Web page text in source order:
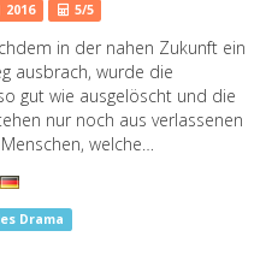
2016 5/5
in der nahen Zukunft ein
ausbrach, wurde die
gut wie ausgelöscht und die
nur noch aus verlassenen
welche…
Drama